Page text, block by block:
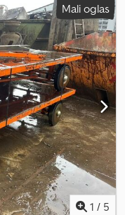
Mali oglas
1 / 5